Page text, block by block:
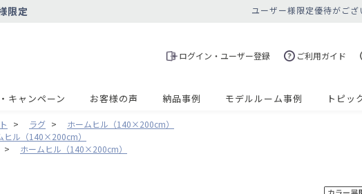
限定 ユーザー様限定優待がご
ログイン・ユーザー登録 ご利用ガイド
キャンペーン お客様の声 納品事例 モデルルーム事例 トピッ
> ラグ >
ホームヒル（140×200cm）
ヒル（140×200cm）
> ホームヒル（140×200cm）